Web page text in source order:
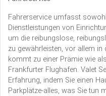
Fahrerservice umfasst
Dienstleistungen von
um die reibungslose,
zu gewährleisten, vor allem in
kommt zu einer Prämie wie
Frankfurter Flughafen. Valet
Erfahrung, indem Sie einen
Parkplätze-alles, was Sie tun